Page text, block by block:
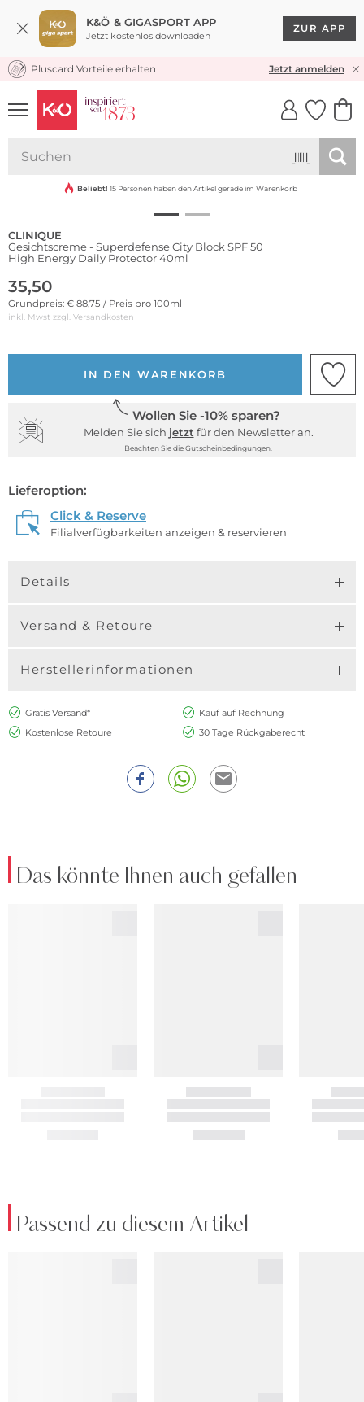
K&Ö & GIGASPORT APP
Jetzt kostenlos downloaden
ZUR APP
KOSTENLOSER VERSAND* & RÜCKVERSAND
Pluscard Vorteile erhalten Jetzt anmelden
UNSERE APP
CLICK &
Beliebt! 15 Personen haben den Artikel gerade im Warenkorb
CLINIQUE
Gesichtscreme - Superdefense City Block SPF 50
High Energy Daily Protector 40ml
35,50
Grundpreis: € 88,75 / Preis pro 100ml
inkl. Mwst zzgl. Versandkosten
IN DEN WARENKORB
Wollen Sie -10% sparen?
Melden Sie sich jetzt für den Newsletter an.
Beachten Sie die Gutscheinbedingungen.
Lieferoption:
Click & Reserve
Filialverfügbarkeiten anzeigen & reservieren
Details
Versand & Retoure
Herstellerinformationen
Gratis Versand*
Kauf auf Rechnung
Kostenlose Retoure
30 Tage Rückgaberecht
Das könnte Ihnen auch gefallen
Passend zu diesem Artikel